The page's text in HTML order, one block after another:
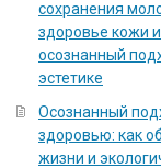
сохранения
здоровье кожи и
осознанный
эстетике
Осознанный
здоровью: как
жизни и